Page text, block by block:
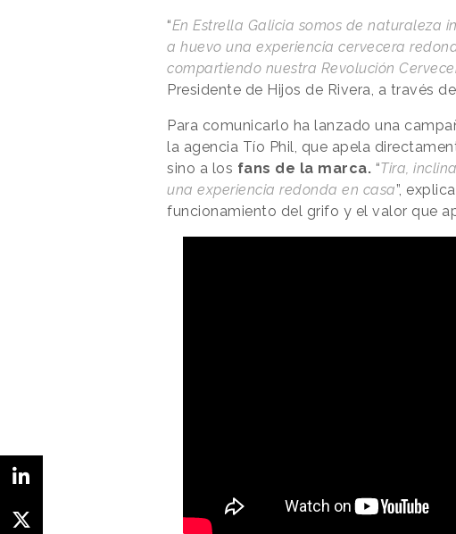
“En Estrella Galicia somos de naturaleza
a huevo una experiencia cervecera
compartiendo nuestra Revolución
Presidente de Hijos de Rivera, a través
Para comunicarlo ha lanzado una
la agencia Tío Phil, que apela
sino a los fans de la marca. “Tira,
una experiencia redonda en casa”,
funcionamiento del grifo y el valor que